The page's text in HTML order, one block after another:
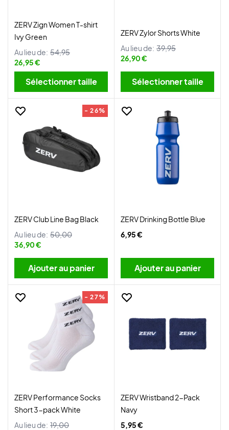
ZERV Zign Women T-shirt
Ivy Green
Au lieu de: 54,95
26,95 €
Sélectionner taille
ZERV Zylor Shorts White
Au lieu de: 39,95
26,90 €
Sélectionner taille
- 26%
ZERV Club Line Bag Black
Au lieu de: 50,00
36,90 €
Ajouter au panier
ZERV Drinking Bottle Blue
6,95 €
Ajouter au panier
- 27%
ZERV Performance Socks
Short 3-pack White
Au lieu de: 19,00
ZERV Wristband 2-Pack
Navy
5,95 €